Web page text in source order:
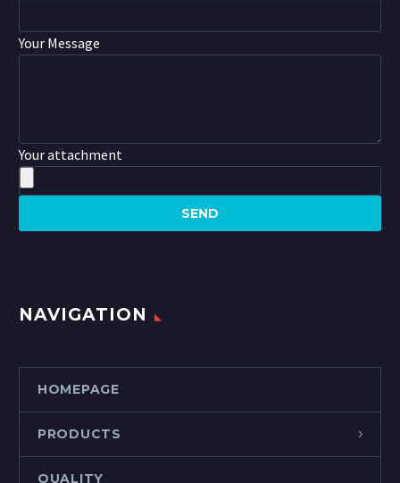
Your Message
Your attachment
NAVIGATION
HOMEPAGE
PRODUCTS
QUALITY